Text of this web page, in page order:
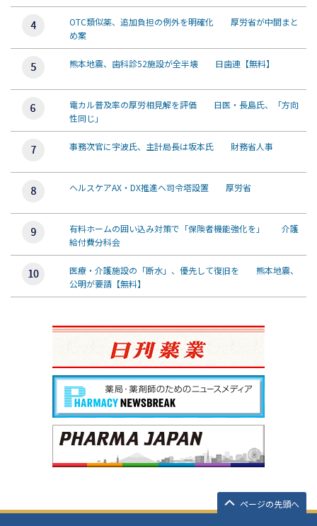
OTC類似薬、追加負担の例外を明確化 厚労省が中間まと
め案
熊本地震、歯科診52施設が全半壊 日歯連【無料】
電カル普及率の厚労相見解を評価 日医・長島氏、「方向
性同じ」
事務次官に宇波氏、主計局長は坂本氏 財務省人事
ヘルスケアAX・DX推進へ司令塔設置 厚労省
有料ホームの囲い込み対策で「保険者機能強化を」 介護
給付費分科会
医療・介護施設の「断水」、優先して復旧を 熊本地震、
公明が要請【無料】
ページの先頭へ